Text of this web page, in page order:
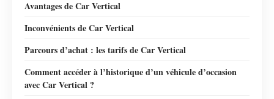
Avantages de Car Vertical
Inconvénients de Car Vertical
Parcours d’achat : les tarifs de Car Vertical
Comment accéder à l’historique d’un véhicule d’occasion
avec Car Vertical ?